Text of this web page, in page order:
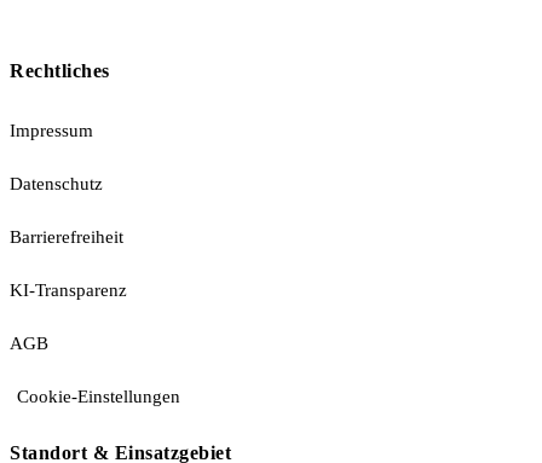
Rechtliches
Impressum
Datenschutz
Barrierefreiheit
KI-Transparenz
AGB
Cookie-Einstellungen
Standort & Einsatzgebiet